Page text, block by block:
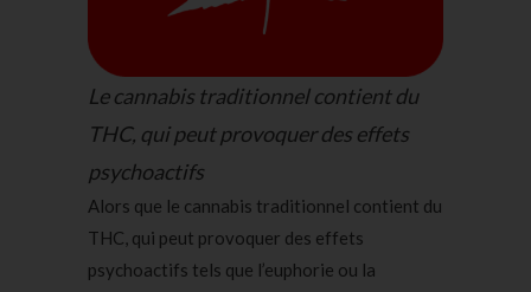
Le cannabis traditionnel contient du
THC, qui peut provoquer des effets
psychoactifs
Alors que le cannabis traditionnel contient du
THC, qui peut provoquer des effets
psychoactifs tels que l’euphorie ou la